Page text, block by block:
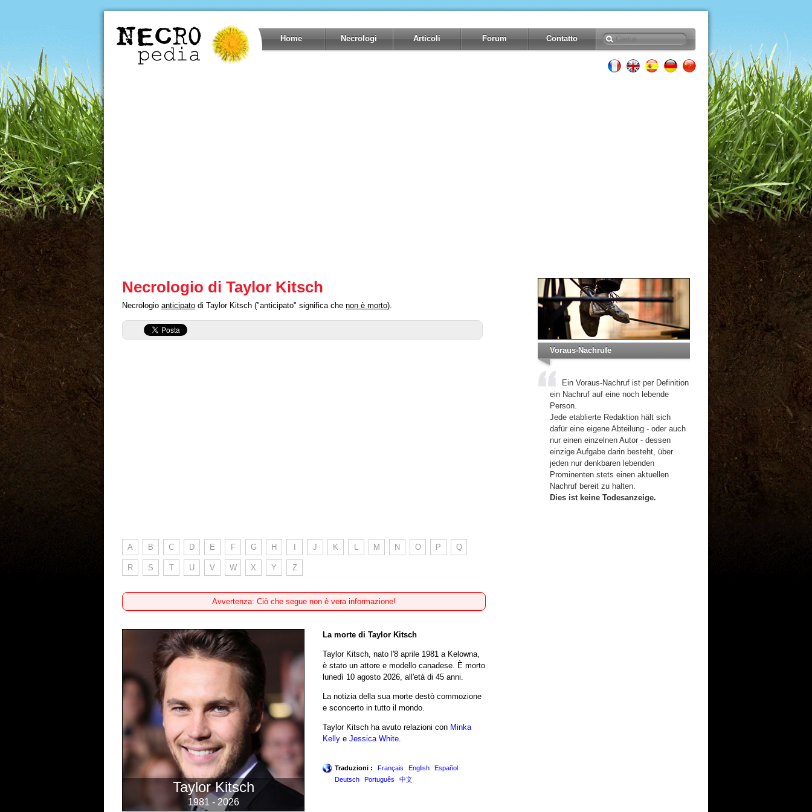
Home Necrologi Articoli Forum Contatto
Necrologio di Taylor Kitsch
Necrologio anticipato di Taylor Kitsch ("anticipato" significa che non è morto).
A B C D E F G H J K L M N O P Q
R S T U V W X Y Z
Avvertenza: Ciò che segue non è vera informazione!
Taylor Kitsch
1981 - 2026
La morte di Taylor Kitsch
Taylor Kitsch, nato l'8 aprile 1981 a Kelowna,
è stato un attore e modello canadese. È morto
lunedì 10 agosto 2026, all'età di 45 anni.
La notizia della sua morte destò commozione
e sconcerto in tutto il mondo.
Taylor Kitsch ha avuto relazioni con Minka
Kelly e Jessica White
Traduzioni : Français English
Español
Deutsch
Português 中文
Voraus-Nachrufe
Ein Voraus-Nachruf ist per Definition
ein Nachruf auf eine noch lebende
Person.
Jede etablierte Redaktion hält sich
dafür eine eigene Abteilung - oder auch
nur einen einzelnen Autor - dessen
einzige Aufgabe darin besteht, über
jeden nur denkbaren lebenden
Prominenten stets einen aktuellen
Nachruf bereit zu halten.
Dies ist keine Todesanzeige.